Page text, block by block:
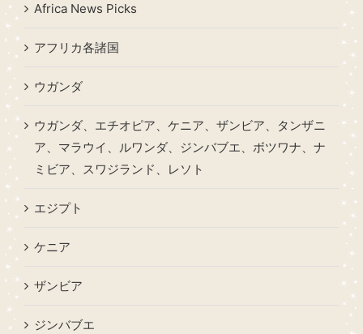
Africa News Picks
アフリカ各諸国
ウガンダ
ウガンダ、エチオピア、ケニア、ザンビア、タンザニ
ア、マラウイ、ルワンダ、ジンバブエ、ボツワナ、ナ
ミビア、スワジランド、レソト
エジプト
ケニア
ザンビア
ジンバブエ